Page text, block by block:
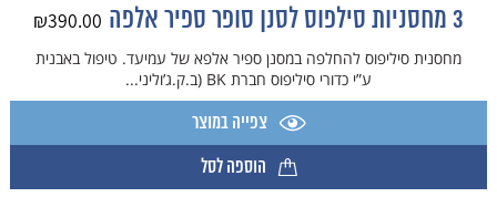
3 מחסניות סילפוס לסנן סופר ספיר אלפה ₪390.00
מחסנית סיליפוס להחלפה במסנן ספיר אלפא של עמיעד. טיפול באבנית
ע”י כדורי סיליפוס חברת BK (ב.ק.ג’וליני...
צפייה במוצר
הוספה לסל